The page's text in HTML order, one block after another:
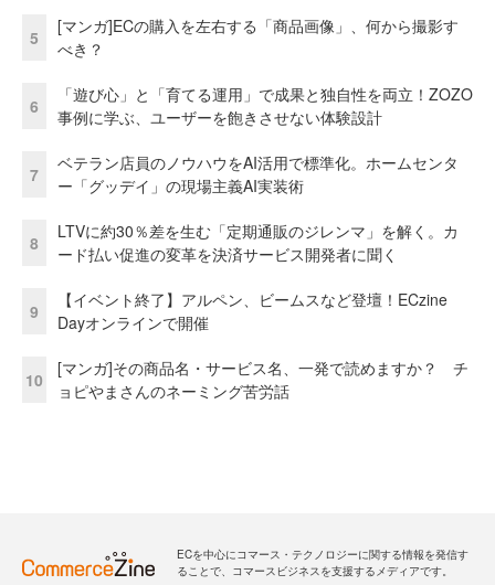
5
[マンガ]ECの購入を左右する「商品画像」、何から撮影す
べき？
6
「遊び心」と「育てる運用」で成果と独自性を両立！ZOZO
事例に学ぶ、ユーザーを飽きさせない体験設計
7
ベテラン店員のノウハウをAI活用で標準化。ホームセンタ
ー「グッデイ」の現場主義AI実装術
8
LTVに約30％差を生む「定期通販のジレンマ」を解く。カ
ード払い促進の変革を決済サービス開発者に聞く
9
【イベント終了】アルペン、ビームスなど登壇！ECzine
Dayオンラインで開催
10
[マンガ]その商品名・サービス名、一発で読めますか？ チ
ョピやまさんのネーミング苦労話
ECを中心にコマース・テクノロジーに関する情報を発信す
ることで、コマースビジネスを支援するメディアです。